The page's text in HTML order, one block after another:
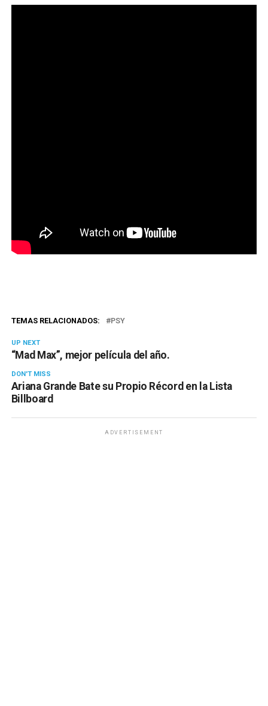
TEMAS RELACIONADOS: PSY
UP NEXT
“Mad Max”, mejor película del año.
DON'T MISS
Ariana Grande Bate su Propio Récord en la Lista
Billboard
ADVERTISEMENT